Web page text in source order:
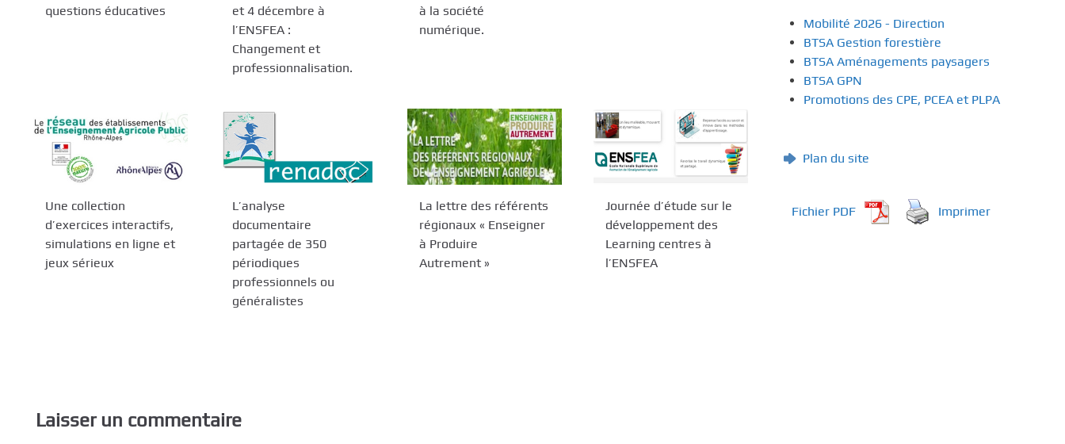
questions éducatives
et 4 décembre à
l’ENSFEA :
Changement et
professionnalisation.
à la société
numérique.
Une collection
d’exercices interactifs,
simulations en ligne et
jeux sérieux
L’analyse
documentaire
partagée de 350
périodiques
professionnels ou
généralistes
La lettre des référents
régionaux « Enseigner
à Produire
Autrement »
Journée d’étude sur le
développement des
Learning centres à
l’ENSFEA
Laisser un commentaire
Mobilité 2026 - Direction
BTSA Gestion forestière
BTSA Aménagements paysagers
BTSA GPN
Promotions des CPE, PCEA et PLPA
Plan du site
Fichier PDF Imprimer